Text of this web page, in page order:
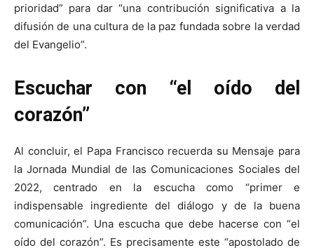
prioridad” para dar “una contribución significativa a la
difusión de una cultura de la paz fundada sobre la verdad
del Evangelio”.
Escuchar con “el oído del
corazón”
Al concluir, el Papa Francisco recuerda su Mensaje para
la Jornada Mundial de las Comunicaciones Sociales del
2022, centrado en la escucha como “primer e
indispensable ingrediente del diálogo y de la buena
comunicación”. Una escucha que debe hacerse con “el
oído del corazón”. Es precisamente este “apostolado de